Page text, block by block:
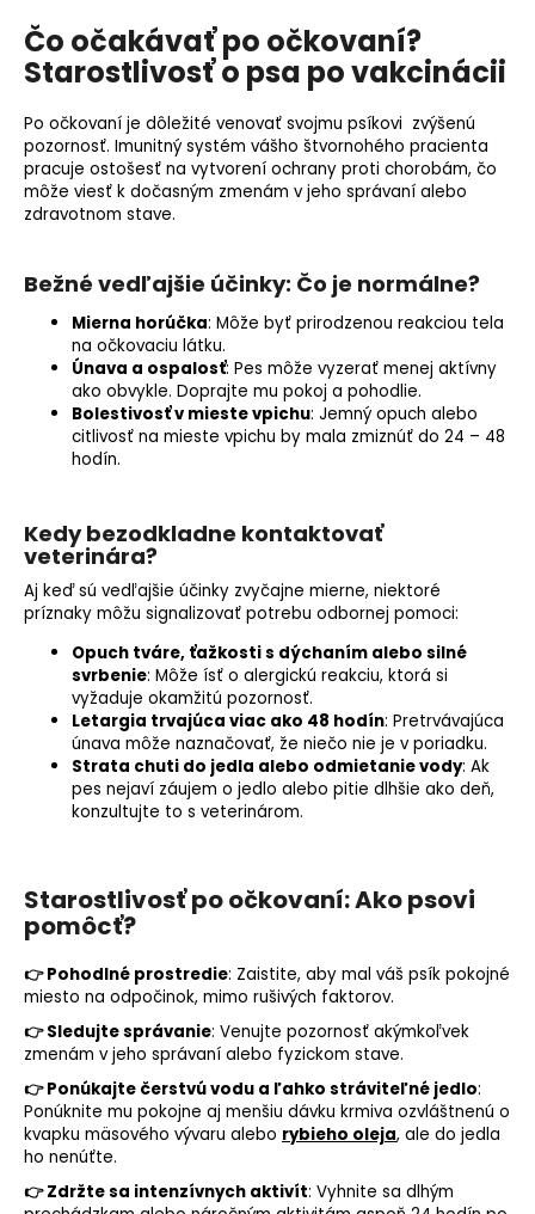
Čo očakávať po očkovaní?
Starostlivosť o psa po vakcinácii
Po očkovaní je dôležité venovať svojmu psíkovi zvýšenú
pozornosť. Imunitný systém vášho štvornohého pracienta
pracuje ostošesť na vytvorení ochrany proti chorobám, čo
môže viesť k dočasným zmenám v jeho správaní alebo
zdravotnom stave.
Bežné vedľajšie účinky: Čo je normálne?
Mierna horúčka: Môže byť prirodzenou reakciou tela
na očkovaciu látku.
Únava a ospalosť: Pes môže vyzerať menej aktívny
ako obvykle. Doprajte mu pokoj a pohodlie.
Bolestivosť v mieste vpichu: Jemný opuch alebo
citlivosť na mieste vpichu by mala zmiznúť do 24 – 48
hodín.
Kedy bezodkladne kontaktovať
veterinára?
Aj keď sú vedľajšie účinky zvyčajne mierne, niektoré
príznaky môžu signalizovať potrebu odbornej pomoci:
Opuch tváre, ťažkosti s dýchaním alebo silné
svrbenie: Môže ísť o alergickú reakciu, ktorá si
vyžaduje okamžitú pozornosť.
Letargia trvajúca viac ako 48 hodín: Pretrvávajúca
únava môže naznačovať, že niečo nie je v poriadku.
Strata chuti do jedla alebo odmietanie vody: Ak
pes nejaví záujem o jedlo alebo pitie dlhšie ako deň,
konzultujte to s veterinárom.
Starostlivosť po očkovaní: Ako psovi
pomôcť?
👉 Pohodlné prostredie: Zaistite, aby mal váš psík pokojné
miesto na odpočinok, mimo rušivých faktorov.
👉 Sledujte správanie: Venujte pozornosť akýmkoľvek
zmenám v jeho správaní alebo fyzickom stave.
👉 Ponúkajte čerstvú vodu a ľahko stráviteľné jedlo:
Ponúknite mu pokojne aj menšiu dávku krmiva ozvláštnenú o
kvapku mäsového vývaru alebo rybieho oleja, ale do jedla
ho nenúťte.
👉 Zdržte sa intenzívnych aktivít: Vyhnite sa dlhým